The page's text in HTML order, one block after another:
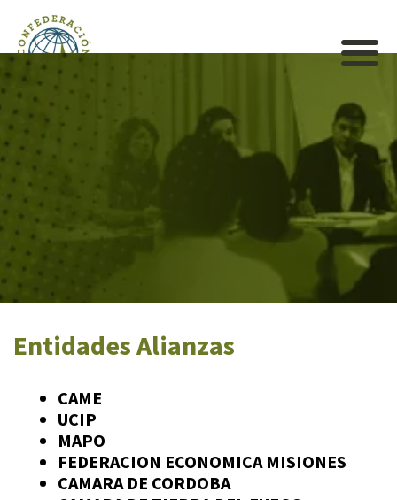
Entidades Alianzas
CAME
UCIP
MAPO
FEDERACION ECONOMICA MISIONES
CAMARA DE CORDOBA